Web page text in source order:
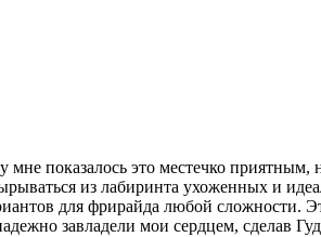
мне показалось это местечко
из лабиринта ухоженных и
для фрирайда любой
завладели мои сердцем, сделав